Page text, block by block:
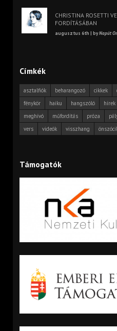
CHRISTINA ROSETTI
FORDÍTÁSÁBAN
augusztus 6th | byNapút
Címkék
asztalfiók beharangozó cikkek
fénykör
haiku hangszóló hírek
meghívó
műfordítás próza
vers
videók visszhang
Támogatók